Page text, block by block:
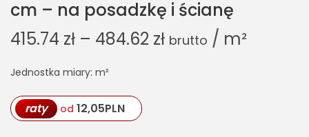
cm – na posadzkę i ścianę
415.74 zł – 484.62 zł brutto / m²
Jednostka miary: m²
raty od 12,05PLN